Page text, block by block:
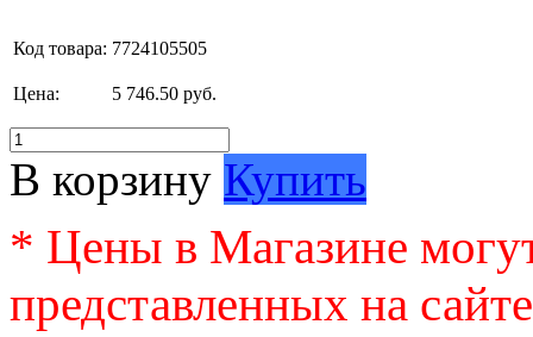
Код товара: 7724105505
Цена: 5 746.50 руб.
В корзину Купить
* Цены в Магазине
представленных на сайте